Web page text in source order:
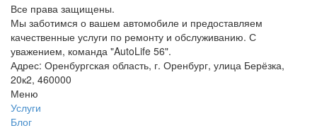
Все права защищены.
Мы заботимся о вашем автомобиле и предоставляем
качественные услуги по ремонту и обслуживанию. С
уважением, команда "AutoLife 56".
Адрес: Оренбургская область, г. Оренбург, улица Берёзка,
20к2, 460000
Меню
Услуги
Блог